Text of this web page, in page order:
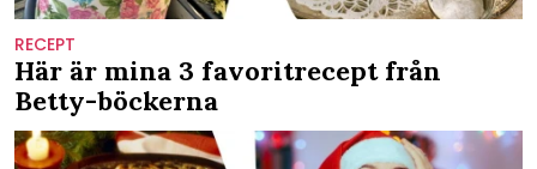
RECEPT
Här är mina 3 favoritrecept från
Betty-böckerna